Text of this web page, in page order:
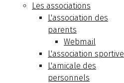
Les associations
L'association des
parents
Webmail
L'association sportive
L'amicale des
personnels